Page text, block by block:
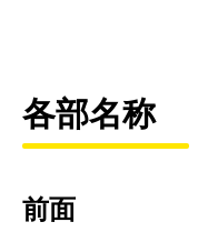
各部名称
前面